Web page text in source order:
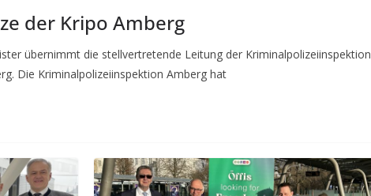
der Kripo Amberg
übernimmt die stellvertretende Leitung der Kriminalpolizeiinspektion
Die Kriminalpolizeiinspektion Amberg hat